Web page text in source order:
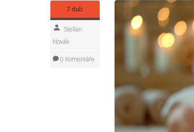
7 dub
Stellan
Novák
0 Komentáře